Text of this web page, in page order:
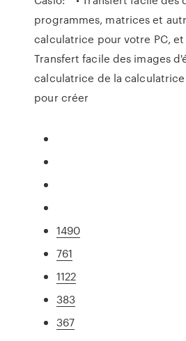
programmes, matrices et
calculatrice pour votre PC, et
Transfert facile des images
calculatrice de la
pour créer
1490
761
1122
383
367